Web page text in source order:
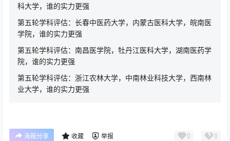
科大学，谁的实力更强
第五轮学科评估：长春中医药大学，内蒙古医科大学，皖南医
学院，谁的实力更强
第五轮学科评估：南昌医学院，牡丹江医科大学，湖南医药学
院，谁的实力更强
第五轮学科评估：浙江农林大学，中南林业科技大学，西南林
业大学，谁的实力更强
海报分享 收藏 举报 0 0